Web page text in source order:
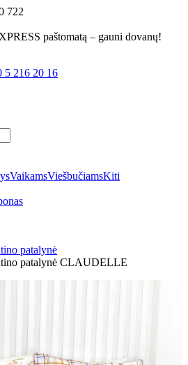
722
paštomatą – gauni dovanų!
5 216 20 16
VaikamsViešbučiamsKiti
patalynė
patalynė CLAUDELLE